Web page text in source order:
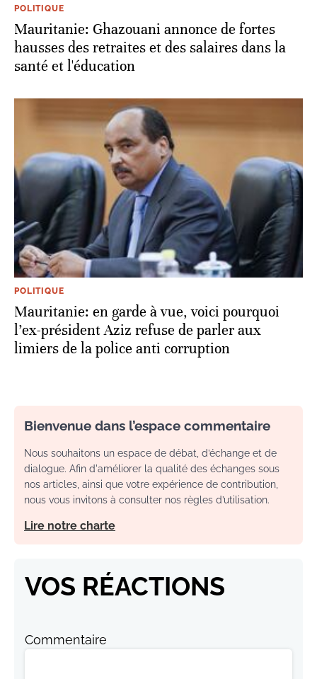
POLITIQUE
Mauritanie: Ghazouani annonce de fortes
hausses des retraites et des salaires dans la
santé et l'éducation
POLITIQUE
Mauritanie: en garde à vue, voici pourquoi
l’ex-président Aziz refuse de parler aux
limiers de la police anti corruption
Bienvenue dans l’espace commentaire
Nous souhaitons un espace de débat, d’échange et de
dialogue. Afin d'améliorer la qualité des échanges sous
nos articles, ainsi que votre expérience de contribution,
nous vous invitons à consulter nos règles d’utilisation.
Lire notre charte
VOS RÉACTIONS
Commentaire